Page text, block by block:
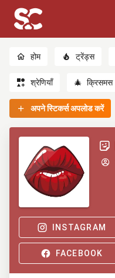
होम ट्रेंड्स
श्रेणियाँ 🎄 क्रिसमस
अपने स्टिकर्स अपलोड करें
INSTAGRAM
FACEBOOK